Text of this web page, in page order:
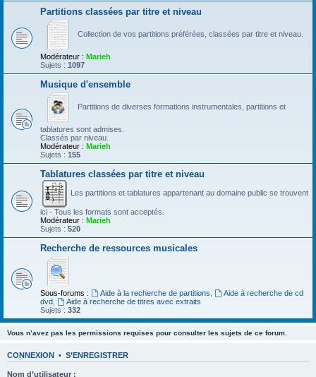
Partitions classées par titre et niveau
Collection de vos partitions préférées, classées par titre et niveau.
Modérateur : Marieh
Sujets : 1097
Musique d'ensemble
Partitions de diverses formations instrumentales, partitions et
tablatures sont admises.
Classés par niveau.
Modérateur : Marieh
Sujets : 155
Tablatures classées par titre et niveau
Les partitions et tablatures appartenant au domaine public se trouvent
ici - Tous les formats sont acceptés.
Modérateur : Marieh
Sujets : 520
Recherche de ressources musicales
Sous-forums : Aide à la recherche de partitions
Aide à recherche de cd
dvd
Aide à recherche de titres avec extraits
Sujets : 332
Vous n’avez pas les permissions requises pour consulter les sujets de ce forum.
CONNEXION • S’ENREGISTRER
Nom d’utilisateur :